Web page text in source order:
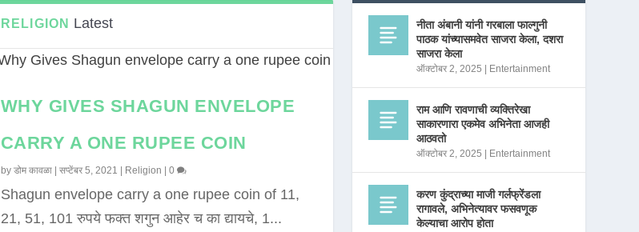
RELIGION Latest
WHY GIVES SHAGUN ENVELOPE
CARRY A ONE RUPEE COIN
by डोम कावळा| सप्टेंबर 5, 2021 Religion 0
Shagun envelope carry a one rupee coin of 11,
21, 51, 101 रुपये फक्त शगुन आहेर च का द्यायचे, 1...
नीता अंबानी यांनी गरबाला फाल्गुनी
पाठक यांच्यासमवेत साजरा केला, दशरा
साजरा केला
ऑक्टोबर 2, 2025 Entertainment
राम आणि रावणाची व्यक्तिरेखा
साकारणारा एकमेव अभिनेता आजही
आठवतो
ऑक्टोबर 2, 2025 Entertainment
करण कुंद्राच्या माजी गर्लफ्रेंडला
रागावले, अभिनेत्यावर फसवणूक
केल्याचा आरोप होता